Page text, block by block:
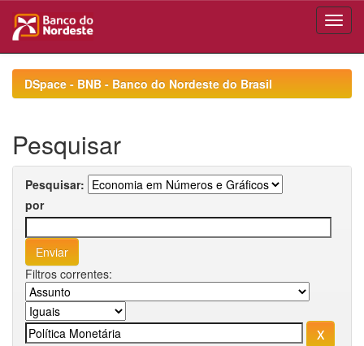
navigationDSpace - BNB - Banco do Nordeste do Brasil
Pesquisar
Pesquisar:
por
Filtros correntes: